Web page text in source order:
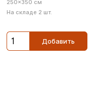
250×350 см
На складе 2 шт.
Добавить